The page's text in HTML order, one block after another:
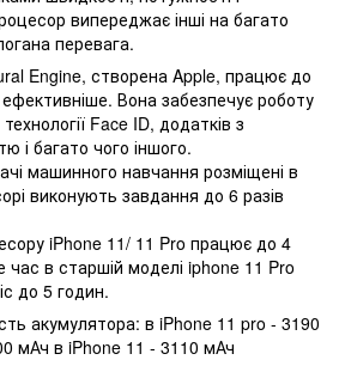
випереджає інші на багато
перевага.
Engine, створена Apple, працює до
Вона забезпечує роботу
Face ID, додатків з
і багато чого іншого.
машинного навчання розміщені в
виконують завдання до 6 разів
iPhone 11/ 11 Pro працює до 4
в старшій моделі iphone 11 Pro
до 5 годин.
акумулятора: в iPhone 11 pro - 3190
мАч в iPhone 11 - 3110 мАч